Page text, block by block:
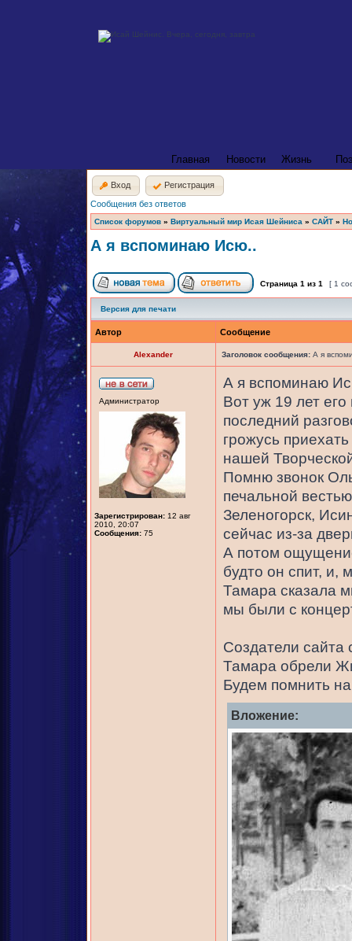
Главная Новости Жизнь
Вход
Регистрация
Сообщения без ответов
Список форумов » Виртуальный мир Исая Шейниса » САЙТ »
А я вспоминаю Исю..
Страница 1 из 1 [ 1
Версия для печати
Автор Сообщение
Alexander Заголовок сообщения: А я
Администратор
Зарегистрирован: 12 авг
2010, 20:07
Сообщения: 75
А я вспоминаю
Вот уж 19 лет
последний
грожусь
нашей
Помню звонок
печальной
Зеленогорск,
сейчас из-за
А потом
будто он спит, и,
Тамара сказала
мы были с
Создатели сайта
Тамара обрели
Будем помнить
Вложение: